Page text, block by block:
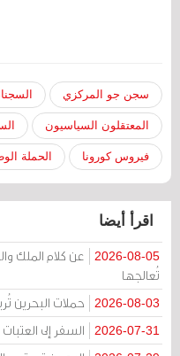
سجن جو المركزي
المعتقلون السياسيون
فيروس كورونا الحملة
اقرأ أيضا
2026-08-05
عن كلام الملك
تُعالجها
2026-08-03 حملات البحرين
2026-07-31 السفر إلى